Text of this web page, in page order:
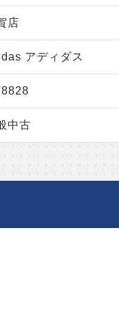
店
アディダス
中古